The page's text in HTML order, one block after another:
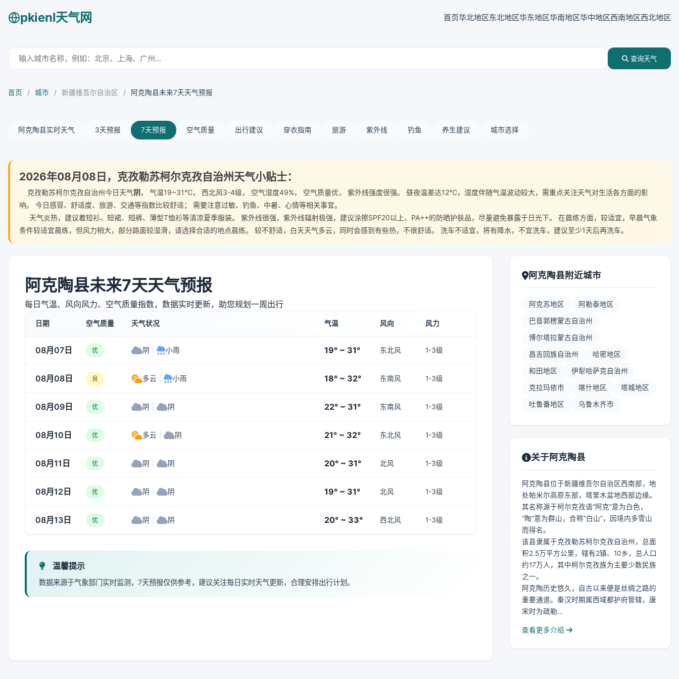
pkienl天气网 首页华北地区东北地区华东地区华南地区华中地区西南地区西北地区
查询天气
首页 / 城市 / 新疆维吾尔自治区 / 阿克陶县未来7天天气预报
阿克陶县实时天气 3天预报 7天预报 空气质量 出行建议 穿衣指南 旅游 紫外线 钓鱼 养生建议 城市选择
2026年08月08日，克孜勒苏柯尔克孜自治州天气小贴士：
克孜勒苏柯尔克孜自治州今日天气阴， 气温19~31℃， 西北风3-4级， 空气湿度49%， 空气质量优， 紫外线强度很强。 昼夜温差达12℃，湿度伴随气温波动较大，需重点关注天气对生活各方面的影
响。 今日感冒、舒适度、旅游、交通等指数比较舒适； 需要注意过敏、钓鱼、中暑、心情等相关事宜。
天气炎热，建议着短衫、短裙、短裤、薄型T恤衫等清凉夏季服装。 紫外线很强，紫外线辐射极强，建议涂擦SPF20以上、PA++的防晒护肤品，尽量避免暴露于日光下。 在晨练方面，较适宜，早晨气象
条件较适宜晨练，但风力稍大，部分路面较湿滑，请选择合适的地点晨练。 较不舒适，白天天气多云，同时会感到有些热，不很舒适。 洗车不适宜，将有降水，不宜洗车，建议至少1天后再洗车。
阿克陶县未来7天天气预报
每日气温、风向风力、空气质量指数，数据实时更新，助您规划一周出行
日期 空气质量 天气状况 气温 风向 风力
08月07日 优 阴 小雨 19° ~ 31° 东北风 1-3级
08月08日 良 多云 小雨 18° ~ 32° 东南风 1-3级
08月09日 优 阴 阴 22° ~ 31° 东南风 1-3级
08月10日 优 多云 阴 21° ~ 32° 东北风 1-3级
08月11日 优 阴 阴 20° ~ 31° 北风 1-3级
08月12日 优 阴 阴 19° ~ 31° 北风 1-3级
08月13日 优 阴 阴 20° ~ 33° 西北风 1-3级
温馨提示
数据来源于气象部门实时监测，7天预报仅供参考，建议关注每日实时天气更新，合理安排出行计划。
阿克陶县附近城市
阿克苏地区 阿勒泰地区
巴音郭楞蒙古自治州
博尔塔拉蒙古自治州
昌吉回族自治州 哈密地区
和田地区 伊犁哈萨克自治州
克拉玛依市 喀什地区 塔城地区
吐鲁番地区 乌鲁木齐市
关于阿克陶县
阿克陶县位于新疆维吾尔自治区西南部，地
处帕米尔高原东部，塔里木盆地西部边缘。
其名称源于柯尔克孜语“阿克”意为白色，
“陶”意为群山，合称“白山”，因境内多雪山
而得名。
该县隶属于克孜勒苏柯尔克孜自治州，总面
积2.5万平方公里，辖有2镇、10乡，总人口
约17万人，其中柯尔克孜族为主要少数民族
之一。
阿克陶历史悠久，自古以来便是丝绸之路的
重要通道。秦汉时期属西域都护府管辖，唐
宋时为疏勒...
查看更多介绍